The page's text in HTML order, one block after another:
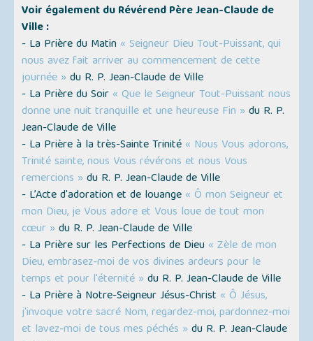
Voir également du Révérend Père Jean-Claude de
Ville :
- La Prière du Matin « Seigneur Dieu Tout-Puissant, qui
nous avez fait arriver au commencement de cette
journée » du R. P. Jean-Claude de Ville
- La Prière du Soir « Que le Seigneur Tout-Puissant nous
donne une nuit tranquille et une heureuse Fin » du R. P.
Jean-Claude de Ville
- La Prière à la très-Sainte Trinité « Nous Vous adorons,
Trinité sainte, nous Vous révérons et nous Vous
remercions » du R. P. Jean-Claude de Ville
- L’Acte d'adoration et de louange « Ô mon Seigneur et
mon Dieu, je Vous adore et Vous loue de tout mon
cœur » du R. P. Jean-Claude de Ville
- La Prière sur les Perfections de Dieu « Zèle de mon
Dieu, embrasez-moi de vos divines ardeurs pour le
temps et pour l'éternité » du R. P. Jean-Claude de Ville
- La Prière à Notre-Seigneur Jésus-Christ « Ô Jésus,
j'invoque votre sacré Nom, regardez-moi, pardonnez-moi
et lavez-moi de tous mes péchés » du R. P. Jean-Claude